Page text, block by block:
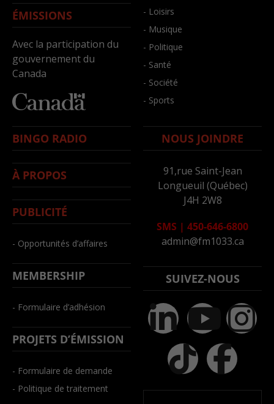
ÉMISSIONS
Avec la participation du
gouvernement du
Canada
- Loisirs
- Musique
- Politique
- Santé
- Société
- Sports
BINGO RADIO
À PROPOS
PUBLICITÉ
- Opportunités d’affaires
MEMBERSHIP
- Formulaire d’adhésion
PROJETS D’ÉMISSION
- Formulaire de demande
- Politique de traitement
NOUS JOINDRE
91,rue Saint-Jean
Longueuil (Québec)
J4H 2W8
SMS | 450-646-6800
admin@fm1033.ca
SUIVEZ-NOUS